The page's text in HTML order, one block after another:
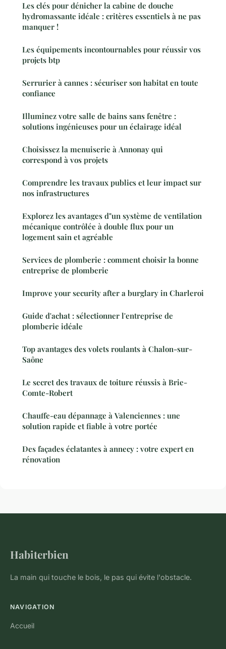
Les clés pour dénicher la cabine de douche
hydromassante idéale : critères essentiels à ne pas
manquer !
Les équipements incontournables pour réussir vos
projets btp
Serrurier à cannes : sécuriser son habitat en toute
confiance
Illuminez votre salle de bains sans fenêtre :
solutions ingénieuses pour un éclairage idéal
Choisissez la menuiserie à Annonay qui
correspond à vos projets
Comprendre les travaux publics et leur impact sur
nos infrastructures
Explorez les avantages d"un système de ventilation
mécanique contrôlée à double flux pour un
logement sain et agréable
Services de plomberie : comment choisir la bonne
entreprise de plomberie
Improve your security after a burglary in Charleroi
Guide d'achat : sélectionner l'entreprise de
plomberie idéale
Top avantages des volets roulants à Chalon-sur-
Saône
Le secret des travaux de toiture réussis à Brie-
Comte-Robert
Chauffe-eau dépannage à Valenciennes : une
solution rapide et fiable à votre portée
Des façades éclatantes à annecy : votre expert en
rénovation
Habiterbien
La main qui touche le bois, le pas qui évite l'obstacle.
NAVIGATION
Accueil